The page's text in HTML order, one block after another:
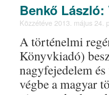
Benkő
Közzétéve 2013. május 24.
A történelmi
Könyvkiadó)
nagyfejedelem
végbe a magyar